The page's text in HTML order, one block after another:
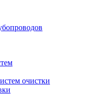
очистки